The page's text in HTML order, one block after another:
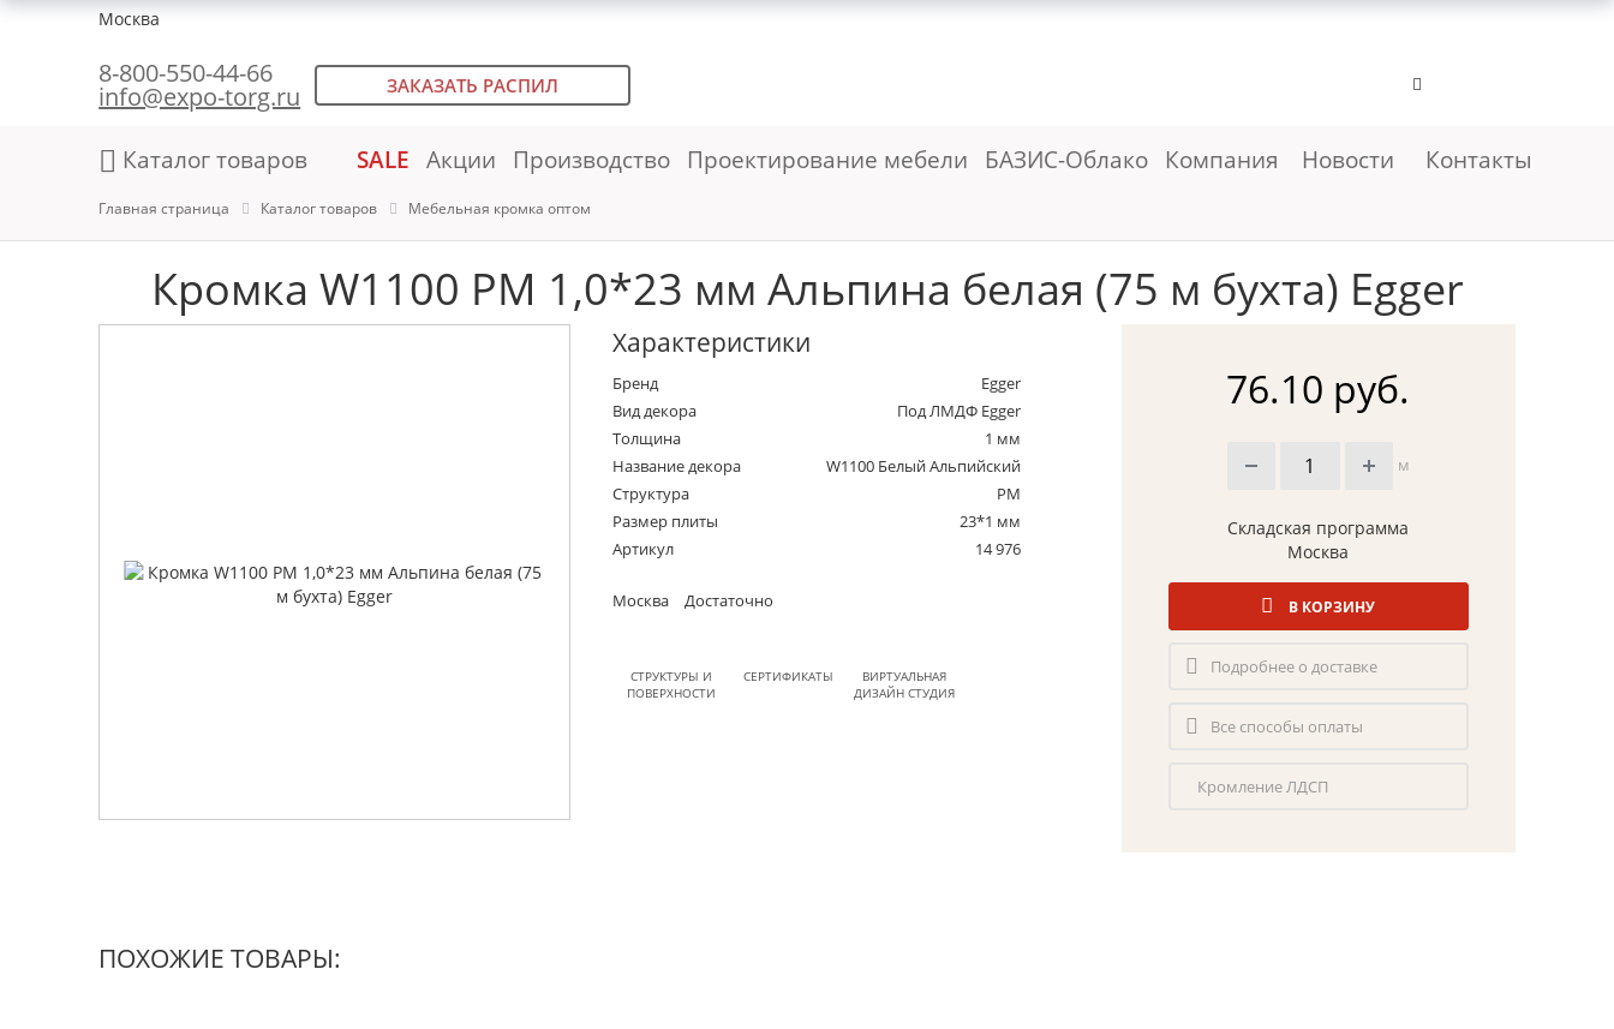
Москва
8-800-550-44-66
info@expo-torg.ru ЗАКАЗАТЬ РАСПИЛ
Каталог товаров SALE Акции Производство Проектирование мебели БАЗИС-Облако Компания Новости Контакты
Главная страница Каталог товаров Мебельная кромка оптом
Кромка W1100 PM 1,0*23 мм Альпина белая (75 м бухта) Egger
Характеристики
Бренд
Egger
Вид декора
Под ЛМДФ Egger
Толщина
1 мм
Название декора
W1100 Белый Альпийский
Структура
PM
Размер плиты
23*1 мм
Артикул
14 976
Москва Достаточно
СТРУКТУРЫ И
ПОВЕРХНОСТИ
СЕРТИФИКАТЫ
ВИРТУАЛЬНАЯ
ДИЗАЙН СТУДИЯ
76.10 руб.
м
Складская программа
Москва
В КОРЗИНУ
Подробнее о доставке
Все способы оплаты
Кромление ЛДСП
ПОХОЖИЕ ТОВАРЫ: